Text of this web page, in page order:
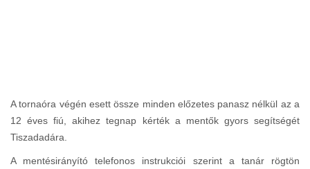
A tornaóra végén esett össze minden előzetes panasz nélkül az a
12 éves fiú, akihez tegnap kérték a mentők gyors segítségét
Tiszadadára.
A mentésirányító telefonos instrukciói szerint a tanár rögtön